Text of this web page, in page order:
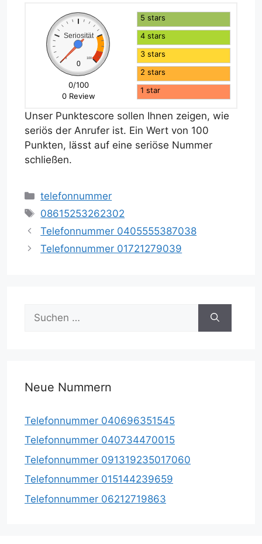
Seriosität
0 100
0
0/100
0 Review
5 stars
4 stars
3 stars
2 stars
1 star
Unser Punktescore sollen Ihnen zeigen, wie
seriös der Anrufer ist. Ein Wert von 100
Punkten, lässt auf eine seriöse Nummer
schließen.
Kategorien
telefonnummer
Schlagwörter
08615253262302
Telefonnummer 0405555387038
Telefonnummer 01721279039
nach:
Neue Nummern
Telefonnummer 040696351545
Telefonnummer 040734470015
Telefonnummer 091319235017060
Telefonnummer 015144239659
Telefonnummer 06212719863